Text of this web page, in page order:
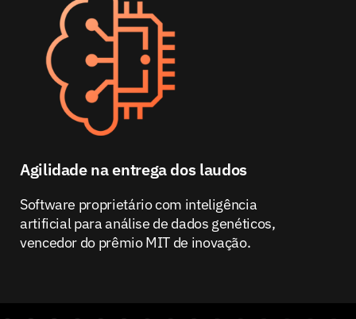
Agilidade na entrega dos laudos
Software proprietário com inteligência
artificial para análise de dados genéticos,
vencedor do prêmio MIT de inovação.